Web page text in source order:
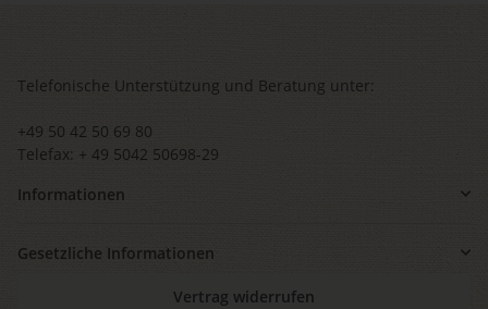
Telefonische Unterstützung und Beratung unter:
+49 50 42 50 69 80
Telefax: + 49 5042 50698-29
Informationen
Gesetzliche Informationen
Vertrag widerrufen